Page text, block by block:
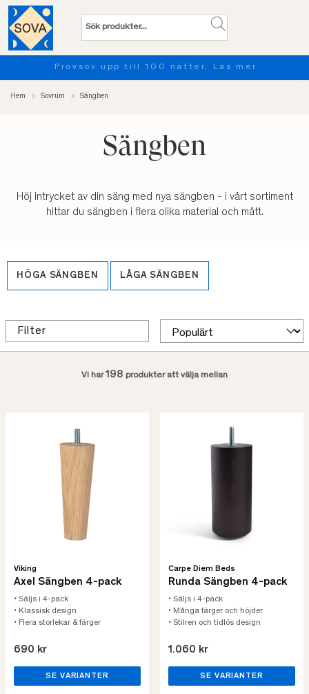
Provsov upp till 100 nätter. Läs mer
Hem Sovrum Sängben
Sängben
Höj intrycket av din säng med nya sängben - i vårt sortiment
hittar du sängben i flera olika material och mått.
HÖGA SÄNGBEN LÅGA SÄNGBEN
Filter
Vi har198 produkter att välja mellan
Viking
Axel Sängben 4-pack
• Säljs i 4-pack
• Klassisk design
• Flera storlekar & färger
690 kr
SE VARIANTER
Carpe Diem Beds
Runda Sängben 4-pack
• Säljs i 4-pack
• Många färger och höjder
• Stilren och tidlös design
1.060 kr
SE VARIANTER